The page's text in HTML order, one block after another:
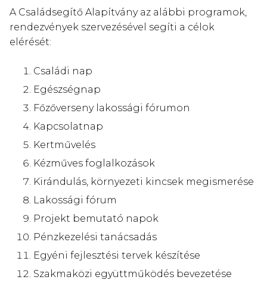
A Családsegítő Alapítvány az alábbi programok,
rendezvények szervezésével segíti a célok
elérését:
Családi nap
Egészségnap
Főzőverseny lakossági fórumon
Kapcsolatnap
Kertművelés
Kézműves foglalkozások
Kirándulás, környezeti kincsek megismerése
Lakossági fórum
Projekt bemutató napok
Pénzkezelési tanácsadás
Egyéni fejlesztési tervek készítése
Szakmaközi együttműködés bevezetése